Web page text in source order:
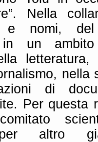
Nella
e nomi,
in un
letteratura,
nella
di
Per questa
per altro